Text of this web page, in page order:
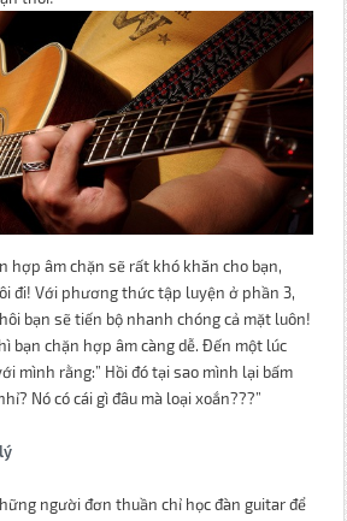
hợp âm chặn sẽ rất khó khăn cho bạn,
đi! Với phương thức tập luyện ở phần 3,
bạn sẽ tiến bộ nhanh chóng cả mặt luôn!
bạn chặn hợp âm càng dễ. Đến một lúc
mình rằng:” Hồi đó tại sao mình lại bấm
Nó có cái gì đâu mà loại xoắn???”
người đơn thuần chỉ học đàn guitar để